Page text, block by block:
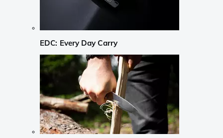
EDC: Every Day Carry